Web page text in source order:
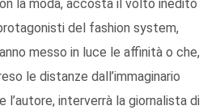
la moda, accosta il volto inedito
del fashion system,
messo in luce le affinità o che,
le distanze dall’immaginario
l’autore, interverrà la giornalista di